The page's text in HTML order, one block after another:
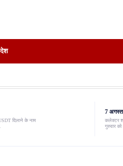
दिलाने के नाम
7
कलेक्टर
गुरुवार